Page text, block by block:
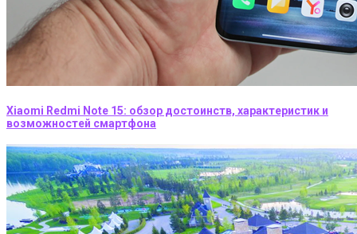
Xiaomi Redmi Note 15: обзор достоинств, характеристик и
возможностей смартфона